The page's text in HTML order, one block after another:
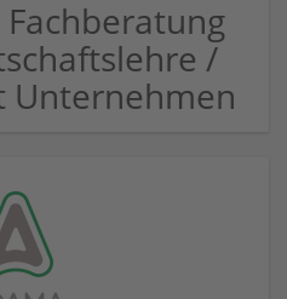
/
Unternehmen